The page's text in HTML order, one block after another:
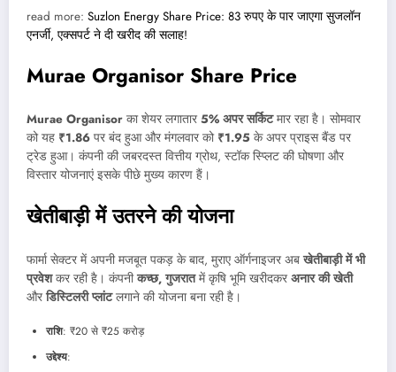
read more: Suzlon Energy Share Price: 83 रुपए के पार जाएगा सुजलॉन
एनर्जी, एक्सपर्ट ने दी खरीद की सलाह!
Murae Organisor Share Price
Murae Organisor का शेयर लगातार 5% अपर सर्किटमार रहा है। सोमवार
को यह ₹1.86 पर बंद हुआ और मंगलवार को ₹1.95 के अपर प्राइस बैंड पर
ट्रेड हुआ। कंपनी की जबरदस्त वित्तीय ग्रोथ, स्टॉक स्प्लिट की घोषणा और
विस्तार योजनाएं इसके पीछे मुख्य कारण हैं।
खेतीबाड़ी में उतरने की योजना
फार्मा सेक्टर में अपनी मजबूत पकड़ के बाद, मुराए ऑर्गनाइजर अबखेतीबाड़ी में भी
प्रवेशकर रही है। कंपनीकच्छ, गुजरातमें कृषि भूमि खरीदकर अनार की खेती
औरडिस्टिलरी प्लांटलगाने की योजना बना रही है।
राशि: ₹20 से ₹25 करोड़
उद्देश्य: